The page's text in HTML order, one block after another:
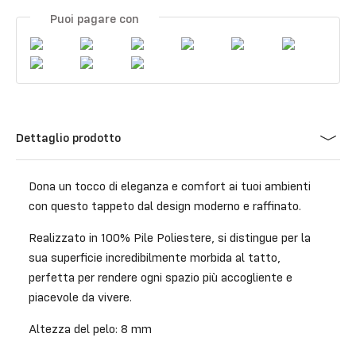
Puoi pagare con
Dettaglio prodotto
Dona un tocco di eleganza e comfort ai tuoi ambienti
con questo tappeto dal design moderno e raffinato.
Realizzato in 100% Pile Poliestere, si distingue per la
sua superficie incredibilmente morbida al tatto,
perfetta per rendere ogni spazio più accogliente e
piacevole da vivere.
Altezza del pelo: 8 mm